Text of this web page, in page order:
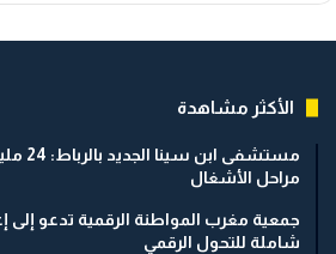
الأكثر مشاهدة
مستشفى
مراحل الأشغال
جمعية مغرب المواطنة الرقمية تدعو إلى
شاملة للتحول الرقمي